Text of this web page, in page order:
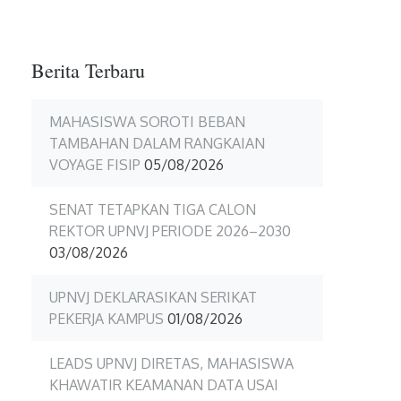
Berita Terbaru
MAHASISWA SOROTI BEBAN
TAMBAHAN DALAM RANGKAIAN
VOYAGE FISIP 05/08/2026
SENAT TETAPKAN TIGA CALON
REKTOR UPNVJ PERIODE 2026–2030
03/08/2026
UPNVJ DEKLARASIKAN SERIKAT
PEKERJA KAMPUS 01/08/2026
LEADS UPNVJ DIRETAS, MAHASISWA
KHAWATIR KEAMANAN DATA USAI